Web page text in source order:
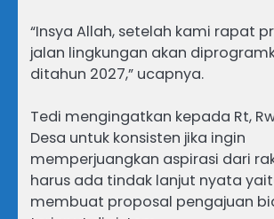
“Insya Allah, setelah kami rapat
jalan lingkungan akan
ditahun 2027,” ucapnya.
Tedi mengingatkan kepada Rt,
Desa untuk konsisten jika ingin
memperjuangkan aspirasi dari
harus ada tindak lanjut nyata
membuat proposal pengajuan